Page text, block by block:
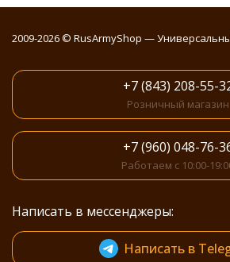
2009-2026 © RusArmyShop —
+7 (843) 208-55-
Розничный магазин
+7 (960) 048-76-
Работаем с 10:00-
Написать в мессенджеры:
Написать в